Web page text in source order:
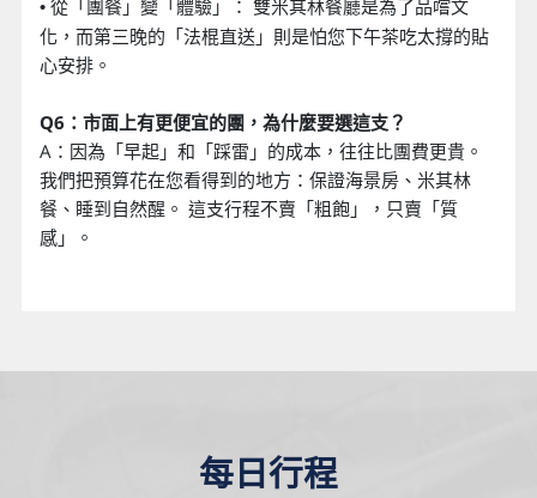
• 從「團餐」變「體驗」： 雙米其林餐廳是為了品嚐文
化，而第三晚的「法棍直送」則是怕您下午茶吃太撐的貼
心安排。
Q6：市面上有更便宜的團，為什麼要選這支？
A：因為「早起」和「踩雷」的成本，往往比團費更貴。
我們把預算花在您看得到的地方：保證海景房、米其林
餐、睡到自然醒。 這支行程不賣「粗飽」，只賣「質
感」。
每日行程